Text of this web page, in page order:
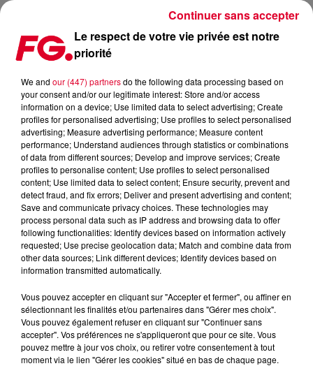
LA COLLABORATION EXPLOSIVE ENTRE KYLIE MINOGUE ET THE BLESSED
Publié : 27 août 2024 à 16h35 par Jean-Baptiste BLANDIN
Le respect de votre vie privée est notre
priorité
We and our (447) partnersdo the following data processing based on
your consent and/or our legitimate interest: Store and/or access
information on a device; Use limited data to select advertising; Create
profiles for personalised advertising; Use profiles to select personalised
advertising; Measure advertising performance; Measure content
performance; Understand audiences through statistics or combinations
of data from different sources; Develop and improve services; Create
profiles to personalise content; Use profiles to select personalised
content; Use limited data to select content; Ensure security, prevent and
detect fraud, and fix errors; Deliver and present advertising and content;
Save and communicate privacy choices. These technologies may
process personal data such as IP address and browsing data to offer
following functionalities: Identify devices based on information actively
requested; Use precise geolocation data; Match and combine data from
other data sources; Link different devices; Identify devices based on
information transmitted automatically.
Vous pouvez accepter en cliquant sur "Accepter et fermer", ou affiner en
sélectionnant les finalités et/ou partenaires dans "Gérer mes choix".
Vous pouvez également refuser en cliquant sur "Continuer sans
accepter". Vos préférences ne s'appliqueront que pour ce site. Vous
pouvez mettre à jour vos choix, ou retirer votre consentement à tout
moment via le lien "Gérer les cookies" situé en bas de chaque page.
Continuer sans accepter